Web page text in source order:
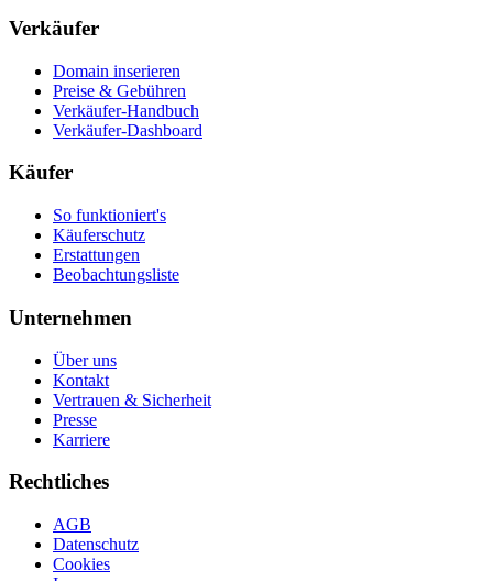
Verkäufer
Domain inserieren
Preise & Gebühren
Verkäufer-Handbuch
Verkäufer-Dashboard
Käufer
So funktioniert's
Käuferschutz
Erstattungen
Beobachtungsliste
Unternehmen
Über uns
Kontakt
Vertrauen & Sicherheit
Presse
Karriere
Rechtliches
AGB
Datenschutz
Cookies